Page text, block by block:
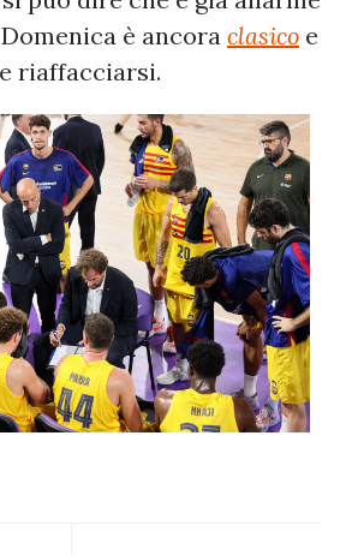
è ancoraclasico e
riaffacciarsi.